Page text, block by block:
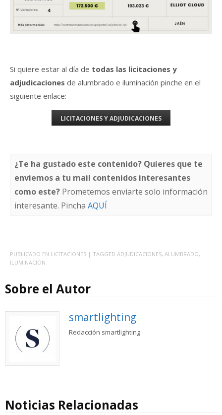
Si quiere estar al día de todas las licitaciones y
adjudicaciones de alumbrado e iluminación pinche en el
siguiente enlace:
LICITACIONES Y ADJUDICACIONES
¿Te ha gustado este contenido? Quieres que te
enviemos a tu mail contenidos interesantes
como este? Prometemos enviarte solo información
interesante. Pincha AQUÍ
PUBLICADO EN LICITACIONES | TAGGED ADJUDICACIONES, ALUMBRADO,
ILUMINACIÓN
Sobre el Autor
smartlighting
Redacción smartlighting
Noticias Relacionadas